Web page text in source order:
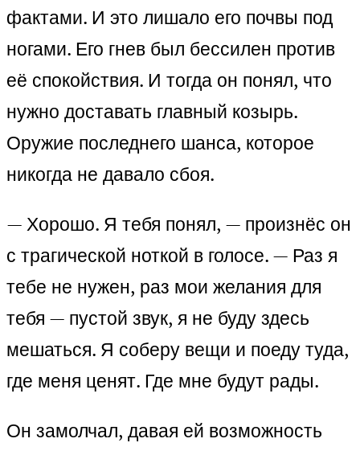
фактами. И это лишало его почвы под
ногами. Его гнев был бессилен против
её спокойствия. И тогда он понял, что
нужно доставать главный козырь.
Оружие последнего шанса, которое
никогда не давало сбоя.
— Хорошо. Я тебя понял, — произнёс он
с трагической ноткой в голосе. — Раз я
тебе не нужен, раз мои желания для
тебя — пустой звук, я не буду здесь
мешаться. Я соберу вещи и поеду туда,
где меня ценят. Где мне будут рады.
Он замолчал, давая ей возможность